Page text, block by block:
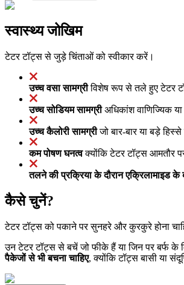
स्वास्थ्य जोखिम
टेटर टॉट्स से जुड़े चिंताओं को स्वीकार करें।
उच्च वसा सामग्रीविशेष रूप से तले हुए टेटर
उच्च सोडियम सामग्रीअधिकांश वाणिज्यिक
उच्च कैलोरी सामग्रीजो बार-बार या बड़े
कम पोषण घनत्वक्योंकि टेटर टॉट्स आमतौर
तलने की प्रक्रिया के दौरान एक्रिलामाइड के
कैसे चुनें?
टेटर टॉट्स को पकाने पर सुनहरे और कुरकुरे होना
उन टेटर टॉट्स से बचें जो फीके हैं या जिन पर बर्फ के
पैकेजों से भी बचना चाहिए, क्योंकि टॉट्स बासी या